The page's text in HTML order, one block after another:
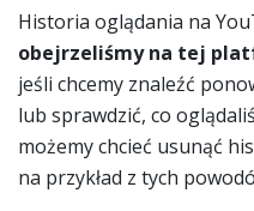
Historia oglądania na
obejrzeliśmy na tej
jeśli chcemy znaleźć
lub sprawdzić, co
możemy chcieć usunąć
na przykład z tych